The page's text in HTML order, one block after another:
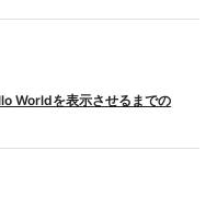
Worldを表示させるまでの